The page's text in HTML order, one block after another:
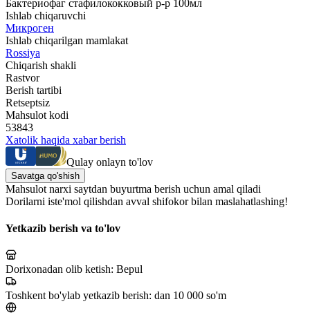
Бактериофаг стафилококковый р-р 100мл
Ishlab chiqaruvchi
Микроген
Ishlab chiqarilgan mamlakat
Rossiya
Chiqarish shakli
Rastvor
Berish tartibi
Retseptsiz
Mahsulot kodi
53843
Xatolik haqida xabar berish
Qulay onlayn to'lov
Savatga qo'shish
Mahsulot narxi saytdan buyurtma berish uchun amal qiladi
Dorilarni iste'mol qilishdan avval shifokor bilan maslahatlashing!
Yetkazib berish va to'lov
Dorixonadan olib ketish: Bepul
Toshkent bo'ylab yetkazib berish: dan 10 000 so'm